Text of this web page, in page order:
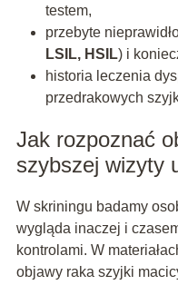
testem,
przebyte
LSIL, HSIL) i
historia leczenia
przedrakowych
Jak rozpoznać
szybszej wizyty
W skriningu badamy
wygląda inaczej i
kontrolami. W
objawy raka szyjki